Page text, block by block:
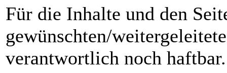
Für die Inhalte und den
gewünschten/
verantwortlich noch haftbar.